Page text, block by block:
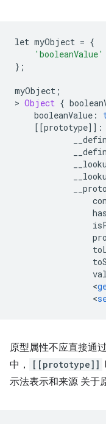
let myObject = {
'booleanValue'
};
myObject ;
> Object {
booleanValue :
[[prototype]]:
<
<
原型属性不应直接通
中，
[[prototype]]
示法表示和来源 关于